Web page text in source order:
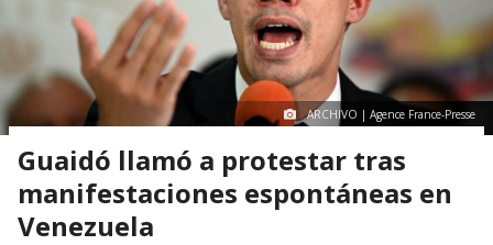
ARCHIVO | Agence France-Presse
Guaidó llamó a protestar tras
manifestaciones espontáneas en
Venezuela